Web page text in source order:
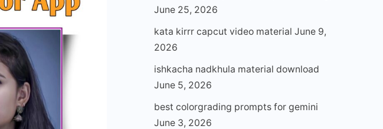
June 25, 2026
kata kirrr capcut video material June 9,
2026
ishkacha nadkhula material download
June 5, 2026
best colorgrading prompts for gemini
June 3, 2026